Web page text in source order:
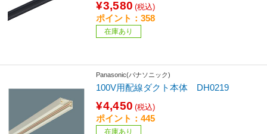
¥3,580 (税込)
ポイント：358
在庫あり
Panasonic(パナソニック)
100V用配線ダクト本体 DH0219
¥4,450 (税込)
ポイント：445
在庫あり